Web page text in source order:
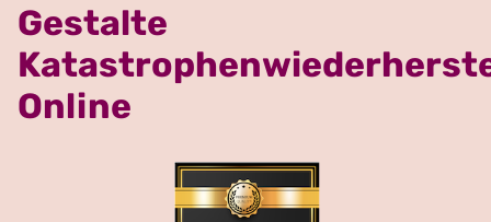
Gestalte
Online